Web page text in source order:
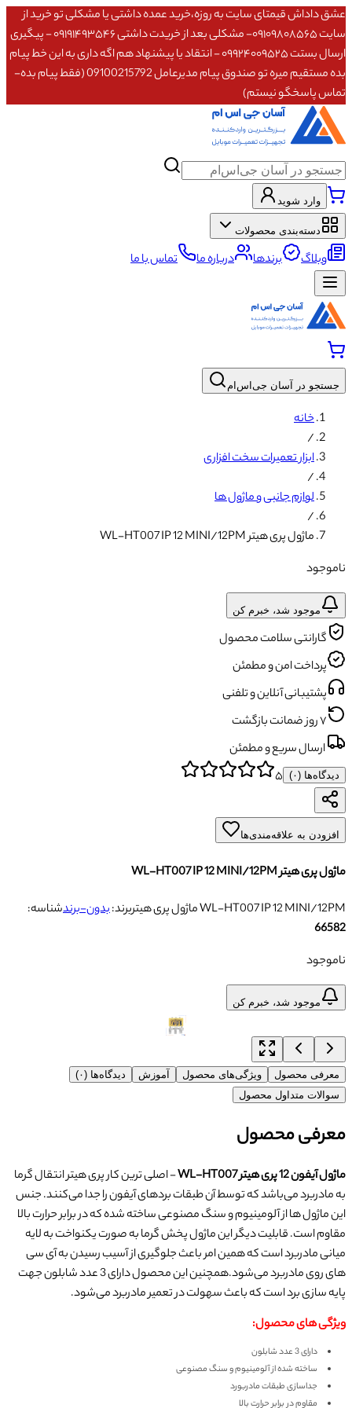
عشق داداش قیمتای سایت به روزه،خرید عمده داشتی یا مشکلی تو خرید از
سایت ۰۹۱۰۹۸۰۸۵۶۵- مشکلی بعد از خریدت داشتی ۰۹۱۹۱۴۹۳۵۴۶ - پیگیری
ارسال بستت ۰۹۹۲۴۰۰۹۵۲۵ - انتقاد یا پیشنهاد هم اگه داری به این خط پیام
بده مستقیم میره تو صندوق پیام مدیرعامل 09100215792 (فقط پیام بده-
تماس پاسخگو نیستم)
وارد شوید
دسته‌بندی محصولات
وبلاگ برندها درباره ما تماس با ما
جستجو در آسان جی‌اس‌ام
خانه
/
ابزار تعمیرات سخت افزاری
/
لوازم جانبی و ماژول ها
/
ماژول پری هیتر WL-HT007 IP 12 MINI/12PM
ناموجود
موجود شد، خبرم کن
گارانتی سلامت محصول
پرداخت امن و مطمئن
پشتیبانی آنلاین و تلفنی
۷ روز ضمانت بازگشت
ارسال سریع و مطمئن
دیدگاه‌ها (۰) ۵
افزودن به علاقه‌مندی‌ها
ماژول پری هیتر WL-HT007 IP 12 MINI/12PM
ماژول پری هیتر WL-HT007 IP 12 MINI/12PM
برند:بدون-برندشناسه:
66582
ناموجود
موجود شد، خبرم کن
معرفی محصول ویژگی‌های محصول آموزش
دیدگاه‌ها (۰)
سوالات متداول محصول
معرفی محصول
ماژول آیفون 12 پری هیتر WL-HT007
- اصلی ترین کار پری هیتر انتقال گرما
به مادربرد می‌باشد که توسط آن طبقات بردهای آیفون را جدا می‌کنند. جنس
این ماژول ها از آلومینیوم و سنگ مصنوعی ساخته شده که در برابر حرارت بالا
مقاوم است. قابلیت دیگر این ماژول پخش گرما به صورت یکنواخت به لایه
میانی مادربرد است که همین امر باعث جلوگیری از آسیب رسیدن به آی سی
های روی مادربرد می‌شود.همچنین این محصول دارای 3 عدد شابلون جهت
پایه سازی برد است که باعث سهولت در تعمیر مادربرد می‌شود.
ویژگی های محصول:
دارای 3 عدد شابلون
ساخته شده از آلومینیوم و سنگ مصنوعی
جداسازی طبقات مادربورد
مقاوم در برابر حرارت بالا